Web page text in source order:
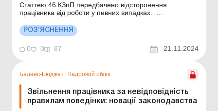
Статтею 46 КЗпП передбачено відсторонення
працівника від роботи у певних випадках.
роботодавець змушений вжити з метою уникнення
негативних наслідків, що можуть настати, коли
працівник або група працівників продовжуватимуть
виконувати трудові ...
РОЗ’ЯСНЕННЯ
0 0 87 21.11.2024
Баланс-Бюджет | Кадровий облік.
Звільнення працівника за невідповідність
правилам поведінки: новації законодавства